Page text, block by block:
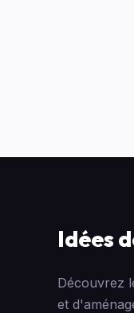
Idées
Découvrez
et